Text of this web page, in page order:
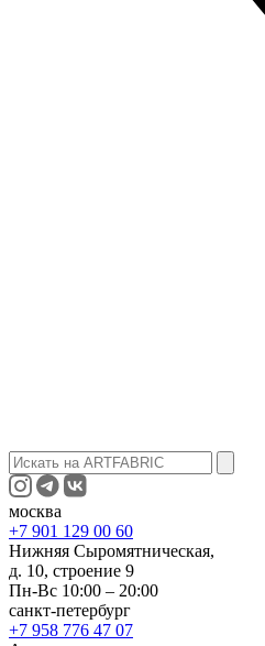
москва
+7 901 129 00 60
Нижняя Сыромятническая,
д. 10, строение 9
Пн-Вс 10:00 – 20:00
санкт-петербург
+7 958 776 47 07